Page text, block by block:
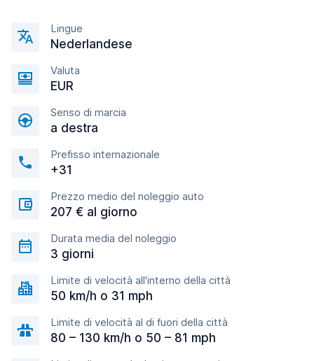
Lingue
Nederlandese
Valuta
EUR
Senso di marcia
a destra
Prefisso internazionale
+31
Prezzo medio del noleggio auto
207 € al giorno
Durata media del noleggio
3 giorni
Limite di velocità all'interno della città
50 km/h o 31 mph
Limite di velocità al di fuori della città
80 – 130 km/h o 50 – 81 mph